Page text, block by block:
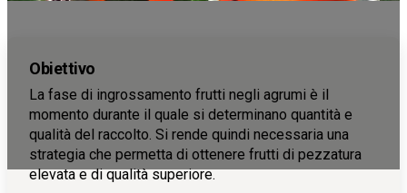
Obiettivo
La fase di ingrossamento frutti negli agrumi è il
momento durante il quale si determinano quantità e
qualità del raccolto. Si rende quindi necessaria una
strategia che permetta di ottenere frutti di pezzatura
elevata e di qualità superiore.